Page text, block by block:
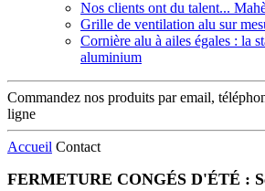
Nos clients ont du talent...
Grille de ventilation alu sur
Cornière alu à ailes égales : la
aluminium
Commandez nos produits par email,
ligne
Accueil Contact
FERMETURE CONGÉS D'ÉTÉ :